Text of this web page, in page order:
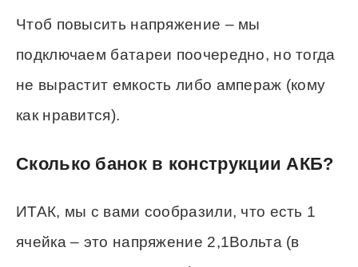
Чтоб повысить напряжение – мы
подключаем батареи поочередно, но тогда
не вырастит емкость либо ампераж (кому
как нравится).
Сколько банок в конструкции АКБ?
ИТАК, мы с вами сообразили, что есть 1
ячейка – это напряжение 2,1Вольта (в